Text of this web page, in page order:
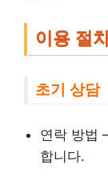
이용 절
초기 상담
연락 방법
합니다.